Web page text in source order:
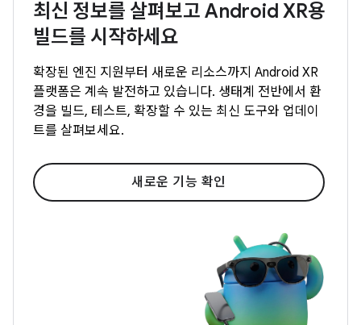
최신 정보를 살펴보고 Android XR용
빌드를 시작하세요
확장된 엔진 지원부터 새로운 리소스까지 Android XR
플랫폼은 계속 발전하고 있습니다. 생태계 전반에서 환
경을 빌드, 테스트, 확장할 수 있는 최신 도구와 업데이
트를 살펴보세요.
새로운 기능 확인